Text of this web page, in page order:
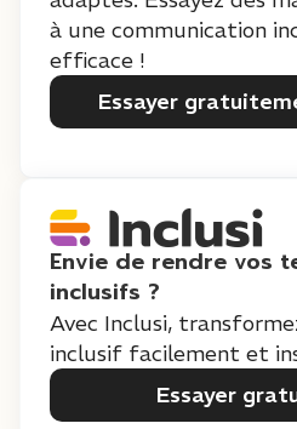
à une communication
efficace !
Essayer
Envie de rendre vos
inclusifs ?
Avec Inclusi,
inclusif facilement et
Essayer